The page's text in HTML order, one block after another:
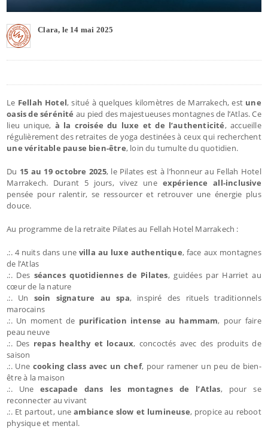
Clara, le 14 mai 2025
Le Fellah Hotel, situé à quelques kilomètres de Marrakech, est une
oasis de sérénité au pied des majestueuses montagnes de l’Atlas. Ce
lieu unique, à la croisée du luxe et de l’authenticité, accueille
régulièrement des retraites de yoga destinées à ceux qui recherchent
une véritable pause bien-être, loin du tumulte du quotidien.
Du 15 au 19 octobre 2025, le Pilates est à l’honneur au Fellah Hotel
Marrakech. Durant 5 jours, vivez une expérience all-inclusive
pensée pour ralentir, se ressourcer et retrouver une énergie plus
douce.
Au programme de la retraite Pilates au Fellah Hotel Marrakech :
.:. 4 nuits dans une villa au luxe authentique, face aux montagnes
de l’Atlas
.:. Des séances quotidiennes de Pilates, guidées par Harriet au
cœur de la nature
.:. Un soin signature au spa, inspiré des rituels traditionnels
marocains
.:. Un moment de purification intense au hammam, pour faire
peau neuve
.:. Des repas healthy et locaux, concoctés avec des produits de
saison
.:. Une cooking class avec un chef, pour ramener un peu de bien-
être à la maison
.:. Uneescapade dans les montagnes de l’Atlas, pour se
reconnecter au vivant
.:. Et partout, uneambiance slow et lumineuse, propice au reboot
physique et mental.